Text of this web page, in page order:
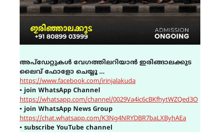
അപ്ഡേറ്റുകൾ വേഗത്തിലറിയാൻ ഇരിങ്ങാലക്കുട
ലൈവ് ഫോളോ ചെയ്യൂ …
https://www.facebook.com/irinjalakuda
▪ join WhatsApp Channel
https://whatsapp.com/channel/0029Va4ic6cBKfhytWZQed3O
▪ join WhatsApp News Group
https://chat.whatsapp.com/K3Ng4NRYDBR7baLXByhAEa
▪ subscribe YouTube channel